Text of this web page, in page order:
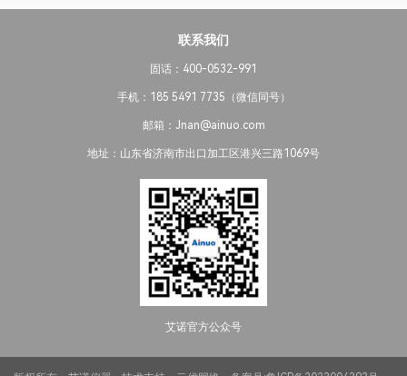
联系我们
固话：400-0532-991
手机：185 5491 7735（微信同号）
邮箱：Jnan@ainuo.com
地址：山东省济南市出口加工区港兴三路1069号
艾诺官方公众号